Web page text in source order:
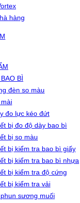
hàng
BÌ
đèn so màu
đo lực kéo đứt
bị đo độ dày bao bì
bị so màu
bị kiểm tra bao bì giấy
bị kiểm tra bao bì nhựa
bị kiểm tra độ cứng
bị kiểm tra vải
sương muối